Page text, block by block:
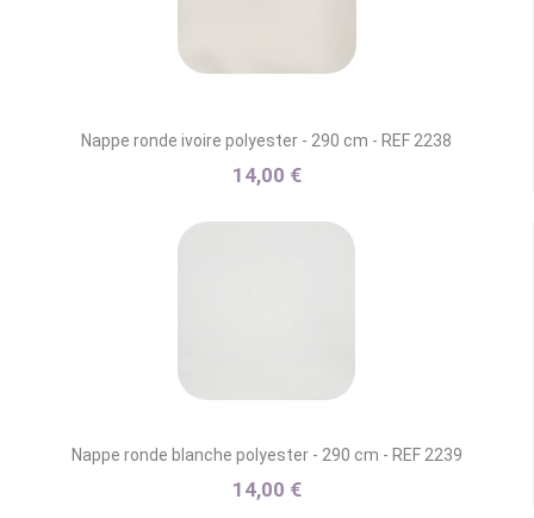
Nappe ronde ivoire polyester - 290 cm - REF 2238
14,00 €
Nappe ronde blanche polyester - 290 cm - REF 2239
14,00 €